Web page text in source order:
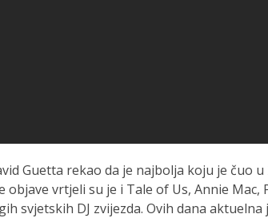
Guetta rekao da je najbolja koju je čuo u
vrtjeli su je i Tale of Us, Annie Mac,
svjetskih DJ zvijezda. Ovih dana aktuelna